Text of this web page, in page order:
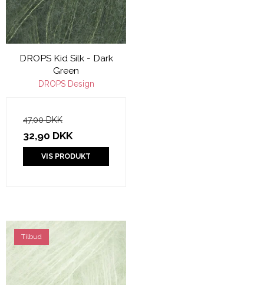
DROPS Kid Silk - Dark
Green
DROPS Design
47,00 DKK
32,90 DKK
VIS PRODUKT
Tilbud